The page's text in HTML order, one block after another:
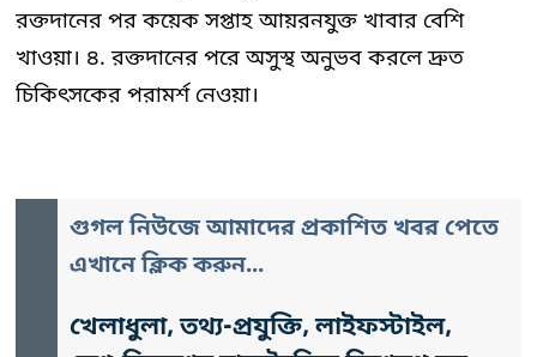
রক্তদানের পর কয়েক সপ্তাহ আয়রনযুক্ত খাবার বেশি
খাওয়া। ৪. রক্তদানের পরে অসুস্থ অনুভব করলে দ্রুত
চিকিৎসকের পরামর্শ নেওয়া।
গুগল নিউজে আমাদের প্রকাশিত খবর পেতে
এখানে ক্লিক করুন...
খেলাধুলা, তথ্য-প্রযুক্তি, লাইফস্টাইল,